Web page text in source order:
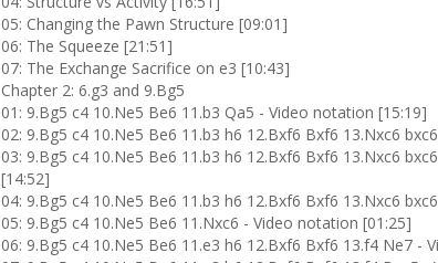
05: Changing the Pawn Structure [09:01]
06: The Squeeze [21:51]
07: The Exchange Sacrifice on e3 [10:43]
Chapter 2: 6.g3 and 9.Bg5
01: 9.Bg5 c4 10.Ne5 Be6 11.b3 Qa5 - Video notation [15:19]
02: 9.Bg5 c4 10.Ne5 Be6 11.b3 h6 12.Bxf6 Bxf6 13.Nxc6
03: 9.Bg5 c4 10.Ne5 Be6 11.b3 h6 12.Bxf6 Bxf6 13.Nxc6
[14:52]
04: 9.Bg5 c4 10.Ne5 Be6 11.b3 h6 12.Bxf6 Bxf6 13.Nxc6
05: 9.Bg5 c4 10.Ne5 Be6 11.Nxc6 - Video notation [01:25]
06: 9.Bg5 c4 10.Ne5 Be6 11.e3 h6 12.Bxf6 Bxf6 13.f4 Ne7 -